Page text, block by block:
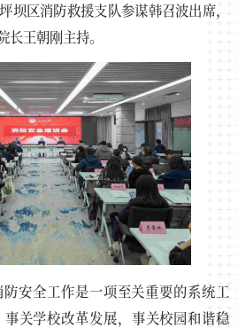
坝区消防救援支队参谋韩召波出席，
王朝刚主持。
安全工作是一项至关重要的系统工
关学校改革发展，事关校园和谐稳